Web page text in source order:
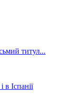
Іспанії